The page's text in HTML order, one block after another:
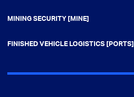
MINING SECURITY [MINE]
FINISHED VEHICLE LOGISTICS [PORTS]